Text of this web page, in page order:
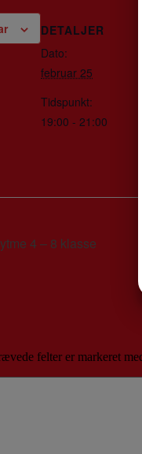
DETALJER
Dato:
februar 25
Tidspunkt:
19:00 - 21:00
4 – 8 klasse
felter er markeret